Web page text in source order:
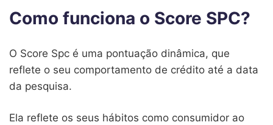
Como funciona o Score SPC?
O Score Spc é uma pontuação dinâmica, que
reflete o seu comportamento de crédito até a data
da pesquisa.
Ela reflete os seus hábitos como consumidor ao